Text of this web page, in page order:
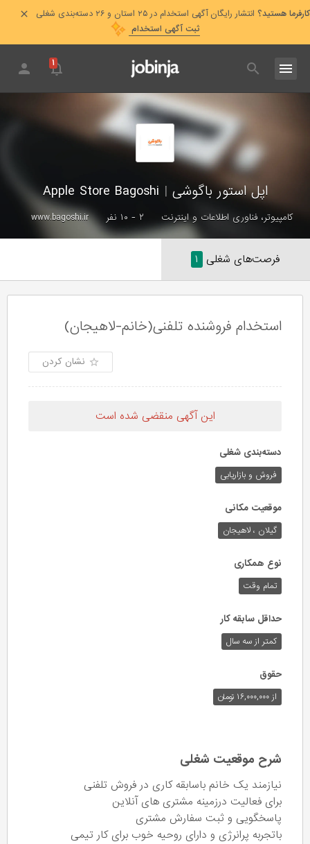
کارفرما هستید؟ انتشار رایگان آگهی استخدام در ۲۵ استان و ۲۶ دسته‌بندی شغلی
ثبت آگهی استخدام
۱
اپل استور باگوشی |
کامپیوتر، فناوری اطلاعات و اینترنت ۲ - ۱۰ نفر www.bagoshi.ir
فرصت‌های شغلی ۱
استخدام فروشنده تلفنی(خانم-لاهیجان)
نشان کردن
این آگهی منقضی شده است
دسته‌بندی شغلی
فروش و بازاریابی
موقعیت مکانی
گیلان ، لاهیجان
نوع همکاری
تمام وقت
حداقل سابقه کار
کمتر از سه سال
حقوق
از ۱۶,۰۰۰,۰۰۰ تومان
شرح موقعیت شغلی
نیازمند یک خانم باسابقه کاری در فروش تلفنی
برای فعالیت درزمینه مشتری های آنلاین
پاسخگویی و ثبت سفارش مشتری
باتجربه پرانرژی و دارای روحیه خوب برای کار تیمی